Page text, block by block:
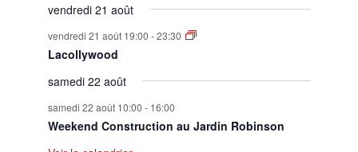
vendredi 21 août
vendredi 21 août 19:00 -23:30
Lacollywood
samedi 22 août
samedi 22 août 10:00 - 16:00
Weekend Construction au Jardin Robinson